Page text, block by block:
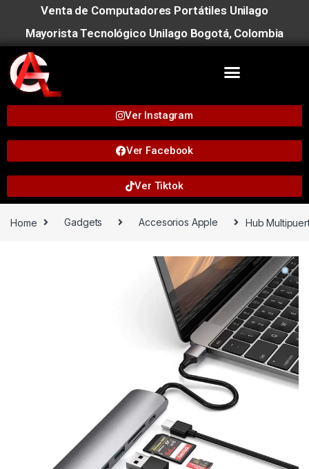
Venta de Computadores Portátiles Unilago
Mayorista Tecnológico Unilago Bogotá, Colombia
Ver Instagram
Ver Facebook
Ver Tiktok
Home Gadgets Accesorios Apple Hub